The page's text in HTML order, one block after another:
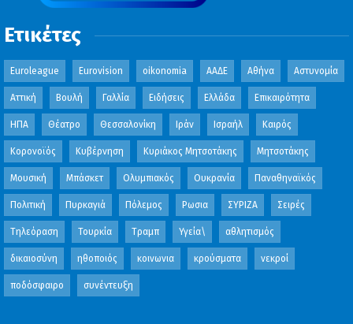
Ετικέτες
Euroleague Eurovision oikonomia ΑΑΔΕ Αθήνα Αστυνομία
Αττική Βουλή Γαλλία Ειδήσεις Ελλάδα Επικαιρότητα
ΗΠΑ Θέατρο Θεσσαλονίκη Ιράν Ισραήλ Καιρός
Κορονοϊός Κυβέρνηση Κυριάκος Μητσοτάκης Μητσοτάκης
Μουσική Μπάσκετ Ολυμπιακός Ουκρανία Παναθηναϊκός
Πολιτική Πυρκαγιά Πόλεμος Ρωσια ΣΥΡΙΖΑ Σειρές
Τηλεόραση Τουρκία Τραμπ Υγεία\ αθλητισμός
δικαιοσύνη ηθοποιός κοινωνια κρούσματα νεκροί
ποδόσφαιρο συνέντευξη